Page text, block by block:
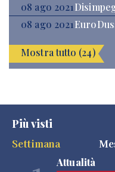
08 ago 2021
08 ago 2021
Mostra tutto (24)
Più visti
Settimana
Attualità